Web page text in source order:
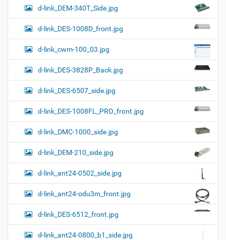
d-link_DEM-340T_Side.jpg
d-link_DES-1008D_front.jpg
d-link_cwm-100_03.jpg
d-link_DES-3828P_Back.jpg
d-link_DES-6507_side.jpg
d-link_DES-1008FL_PRO_front.jpg
d-link_DMC-1000_side.jpg
d-link_DEM-210_side.jpg
d-link_ant24-0502_side.jpg
d-link_ant24-odu3m_front.jpg
d-link_DES-6512_front.jpg
d-link_ant24-0800_b1_side.jpg